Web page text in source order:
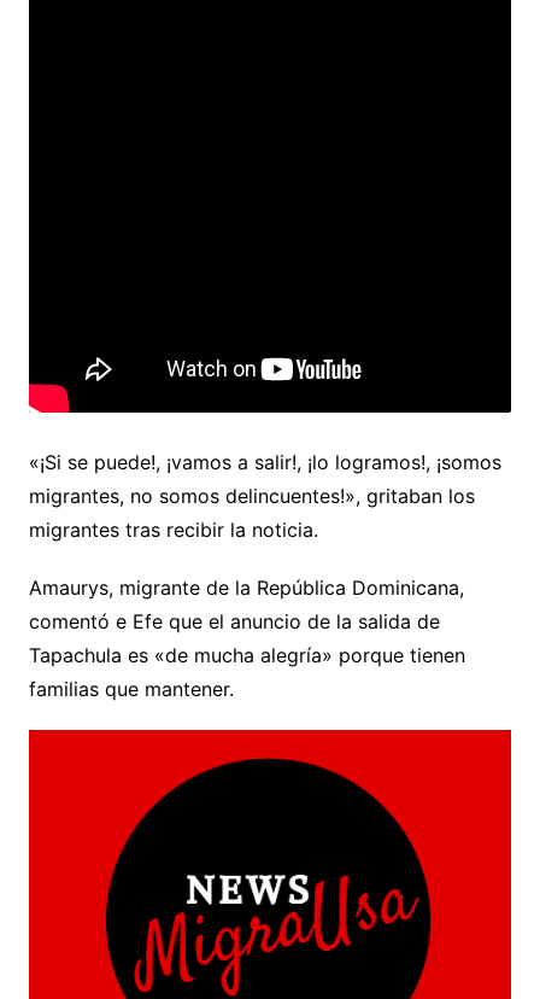
«¡Si se puede!, ¡vamos a salir!, ¡lo logramos!, ¡somos
migrantes, no somos delincuentes!», gritaban los
migrantes tras recibir la noticia.
Amaurys, migrante de la República Dominicana,
comentó e Efe que el anuncio de la salida de
Tapachula es «de mucha alegría» porque tienen
familias que mantener.